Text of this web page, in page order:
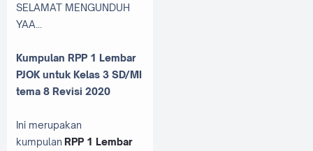
SELAMAT MENGUNDUH
YAA...
Kumpulan RPP 1 Lembar
PJOK untuk Kelas 3 SD/MI
tema 8 Revisi 2020
Ini merupakan
kumpulan RPP 1 Lembar